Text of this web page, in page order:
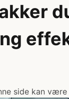
side kan